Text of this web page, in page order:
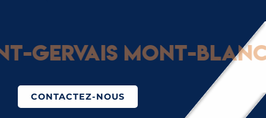
Mont-Blanc :
CONTACTEZ-NOUS